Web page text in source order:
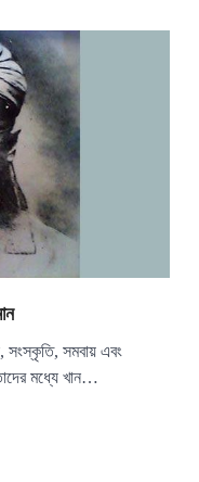
সংস্কৃতি, সমবায় এবং
মধ্যে খান…